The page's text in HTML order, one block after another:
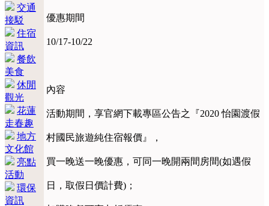
交通
接駁
住宿
資訊
餐飲
美食
休閒
觀光
花蓮
走春趣
地方
文化館
亮點
活動
環保
資訊
優惠期間
10/17-10/22
內容
活動期間，享官網下載專區公告之『2020 怡園渡假
村國民旅遊純住宿報價』，
買一晚送一晚優惠，可同一晚開兩間房間(如遇假
日，取假日價計費)；